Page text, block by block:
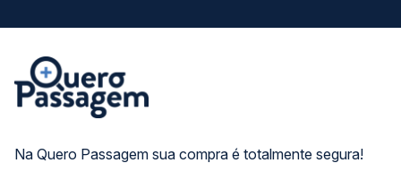
Na Quero Passagem sua compra é totalmente segura!